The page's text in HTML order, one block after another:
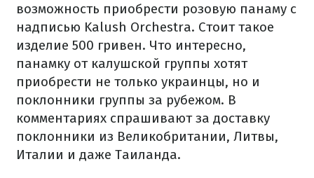
возможность приобрести розовую панаму с
надписью Kalush Orchestra. Стоит такое
изделие 500 гривен. Что интересно,
панамку от калушской группы хотят
приобрести не только украинцы, но и
поклонники группы за рубежом. В
комментариях спрашивают за доставку
поклонники из Великобритании, Литвы,
Италии и даже Таиланда.